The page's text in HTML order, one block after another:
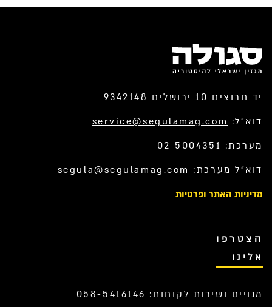
יד חרוצים 10 ירושלים 9342148
דוא”ל: service@segulamag.com
מערכת: 02-5004351
דוא”ל מערכת: segula@segulamag.com
מדיניות האתר ופרטיות
הצטרפו
אלינו
מנויים ושירות לקוחות: 058-5416146